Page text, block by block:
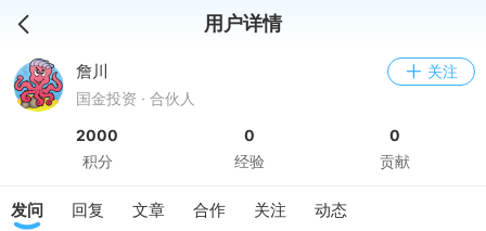
用户详情
詹川
关注
国金投资 · 合伙人
2000
积分
0
经验
0
贡献
发问 回复 文章 合作 关注 动态